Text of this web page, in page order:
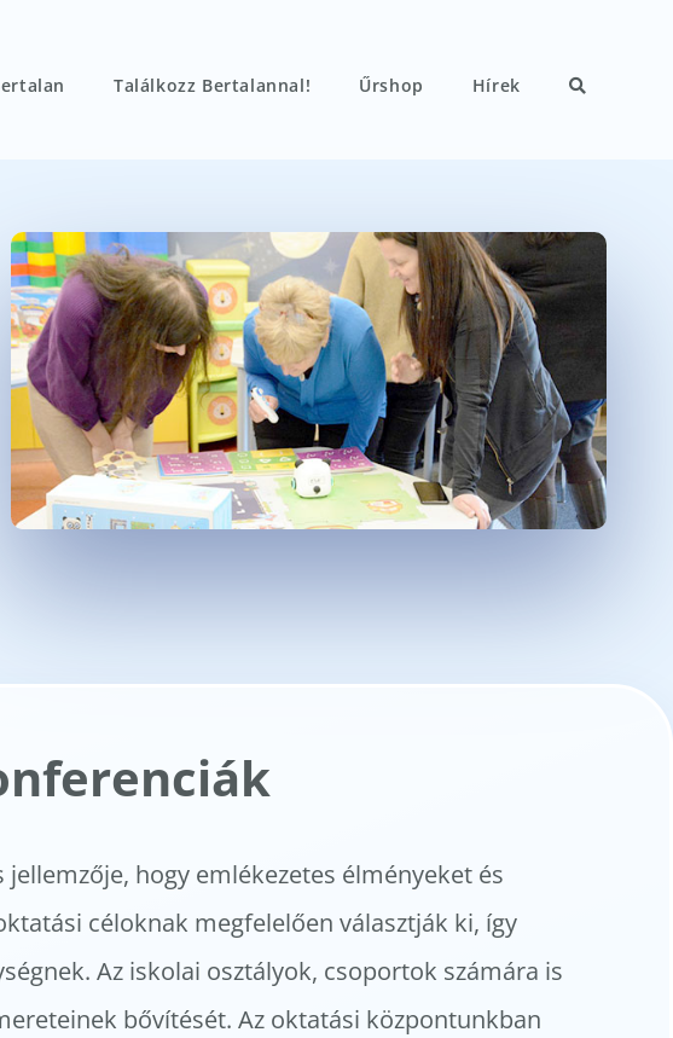
Találkozz Bertalannal! Űrshop Hírek
hogy emlékezetes élményeket és
céloknak megfelelően választják ki, így
Az iskolai osztályok, csoportok számára is
bővítését. Az oktatási központunkban